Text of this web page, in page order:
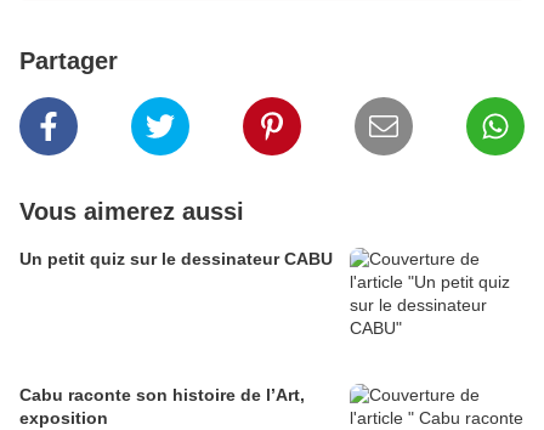
Partager
Vous aimerez aussi
Un petit quiz sur le dessinateur CABU
Cabu raconte son histoire de l’Art,
exposition